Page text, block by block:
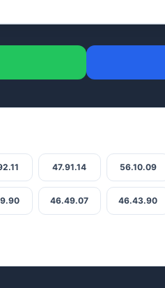
47.91.14 56.10.09
46.49.07 46.43.90